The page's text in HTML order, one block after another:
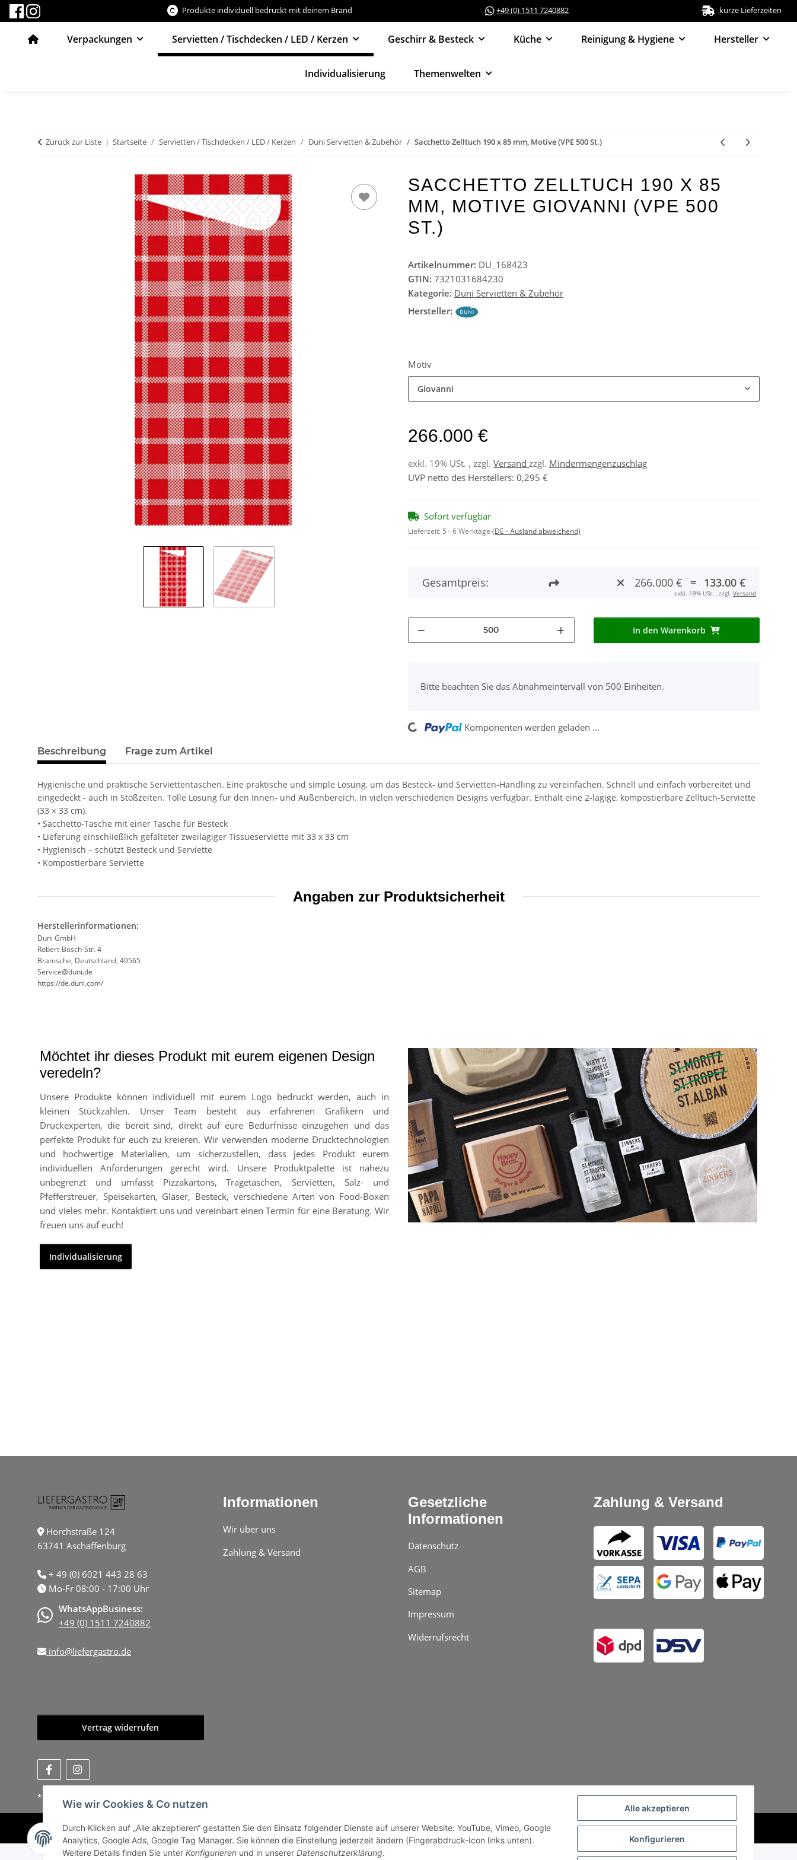
Alle akzeptieren
Konfigurieren
Wie wir Cookies & Co nutzen
Durch Klicken auf „Alle akzeptieren“ gestatten Sie den Einsatz folgender Dienste auf unserer Website: YouTube, Vimeo, Google
Analytics, Google Ads, Google Tag Manager. Sie können die Einstellung jederzeit ändern (Fingerabdruck-Icon links unten).
Weitere Details finden Sie unter Konfigurieren und in unserer Datenschutzerklärung.
Produkte individuell bedruckt mit deinem Brand +49 (0) 1511 7240882 kurze Lieferzeiten
Verpackungen Servietten / Tischdecken / LED / Kerzen Geschirr & Besteck Küche Reinigung & Hygiene Hersteller
Individualisierung Themenwelten
Zurück zur Liste Startseite Servietten / Tischdecken / LED / Kerzen Duni Servietten & Zubehör Sacchetto Zelltuch 190 x 85 mm, Motive (VPE 500 St.)
SACCHETTO ZELLTUCH 190 X 85
MM, MOTIVE GIOVANNI (VPE 500
ST.)
Artikelnummer: DU_168423
GTIN: 7321031684230
Kategorie: Duni Servietten & Zubehör
Hersteller:
Motiv
Giovanni
266.000 €
exkl. 19% USt. , zzgl. Versand zzgl. Mindermengenzuschlag
UVP netto des Herstellers: 0,295 €
Sofort verfügbar
Lieferzeit: 5 - 6 Werktage (DE - Ausland abweichend)
Gesamtpreis: 266.000 € = 133.00 €
exkl. 19% USt. , zzgl. Versand
In den Warenkorb
Bitte beachten Sie das Abnahmeintervall von 500 Einheiten.
Loading... Komponenten werden geladen ...
Beschreibung Frage zum Artikel
Hygienische und praktische Serviettentaschen. Eine praktische und simple Lösung, um das Besteck- und Servietten-Handling zu vereinfachen. Schnell und einfach vorbereitet und
eingedeckt - auch in Stoßzeiten. Tolle Lösung für den Innen- und Außenbereich. In vielen verschiedenen Designs verfügbar. Enthält eine 2-lagige, kompostierbare Zelltuch-Serviette
(33 × 33 cm).
• Sacchetto-Tasche mit einer Tasche für Besteck
• Lieferung einschließlich gefalteter zweilagiger Tissueserviette mit 33 x 33 cm
• Hygienisch – schützt Besteck und Serviette
• Kompostierbare Serviette
Angaben zur Produktsicherheit
Herstellerinformationen:
Duni GmbH
Robert-Bosch-Str. 4
Bramsche, Deutschland, 49565
Service@duni.de
https://de.duni.com/
Möchtet ihr dieses Produkt mit eurem eigenen Design
veredeln?
Unsere Produkte können individuell mit eurem Logo bedruckt werden, auch in
kleinen Stückzahlen. Unser Team besteht aus erfahrenen Grafikern und
Druckexperten, die bereit sind, direkt auf eure Bedürfnisse einzugehen und das
perfekte Produkt für euch zu kreieren. Wir verwenden moderne Drucktechnologien
und hochwertige Materialien, um sicherzustellen, dass jedes Produkt eurem
individuellen Anforderungen gerecht wird. Unsere Produktpalette ist nahezu
unbegrenzt und umfasst Pizzakartons, Tragetaschen, Servietten, Salz- und
Pfefferstreuer, Speisekarten, Gläser, Besteck, verschiedene Arten von Food-Boxen
und vieles mehr. Kontaktiert uns und vereinbart einen Termin für eine Beratung. Wir
freuen uns auf euch!
Individualisierung
Horchstraße 124
63741 Aschaffenburg
+ 49 (0) 6021 443 28 63
Mo-Fr 08:00 - 17:00 Uhr
WhatsAppBusiness:
+49 (0) 1511 7240882
info@liefergastro.de
Informationen
Wir über uns
Zahlung & Versand
Gesetzliche
Informationen
Datenschutz
AGB
Sitemap
Impressum
Widerrufsrecht
Zahlung & Versand
Vertrag widerrufen
* Alle Preise zzgl. gesetzlicher USt., zzgl.
Powered byJTL-Shop